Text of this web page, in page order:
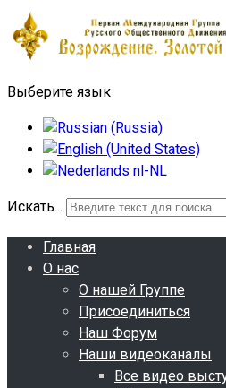
Выберите язык
Искать...
Главная
О нас
О нашей Группе
Присоединиться
Наш Форум
Наши видеоканалы
Все видео